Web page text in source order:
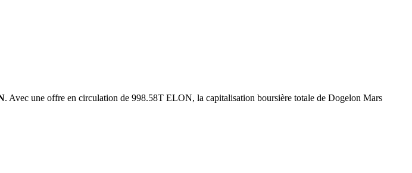
. Avec une offre en circulation de 998.58T ELON, la capitalisation boursière totale de Dogelon Mars